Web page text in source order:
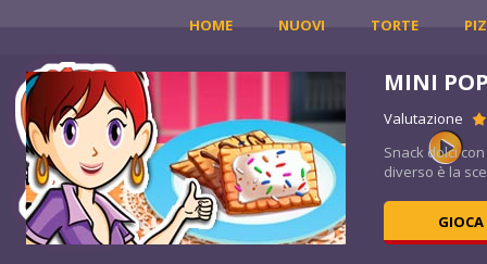
HOME NUOVI TORTE
MINI
Valutazione
Snack dolci
diverso è la